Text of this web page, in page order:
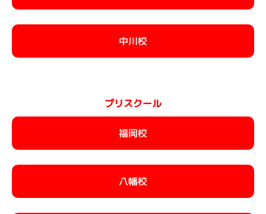
中川校
プリスクール
福岡校
八幡校